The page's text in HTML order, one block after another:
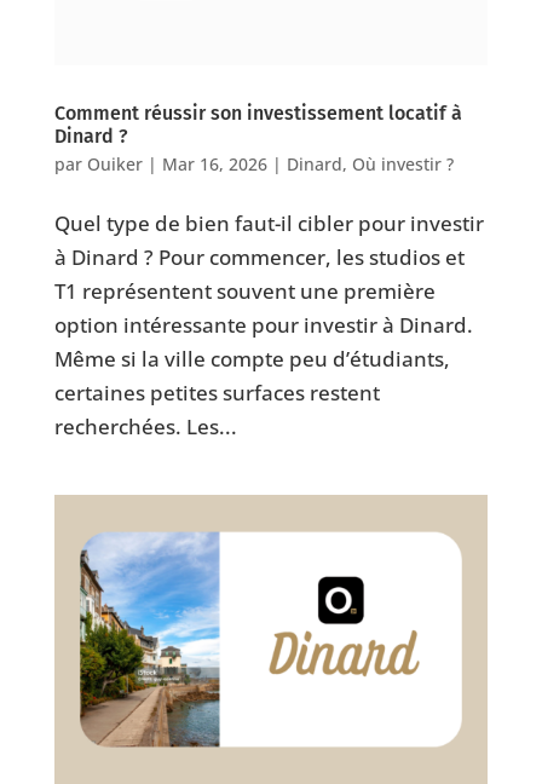
Comment réussir son investissement locatif à
Dinard ?
par Ouiker| Mar 16, 2026| Dinard, Où investir ?
⁠Quel type de bien faut-il cibler pour investir
à Dinard ? Pour commencer, les studios et
T1 représentent souvent une première
option intéressante pour investir à Dinard.
Même si la ville compte peu d’étudiants,
certaines petites surfaces restent
recherchées. Les...